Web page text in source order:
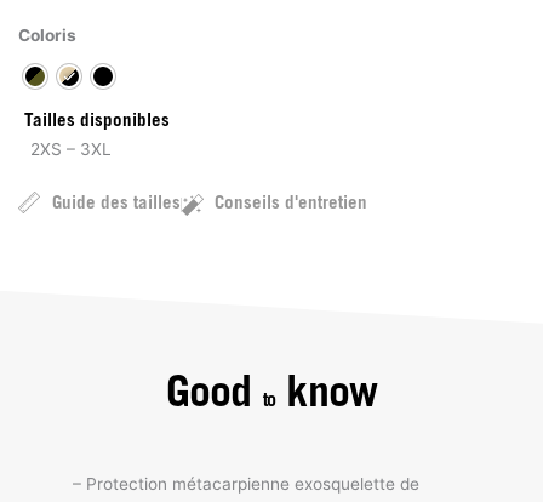
Coloris
Tailles disponibles
2XS – 3XL
Guide des tailles Conseils d'entretien
Good toknow
– Protection métacarpienne exosquelette de